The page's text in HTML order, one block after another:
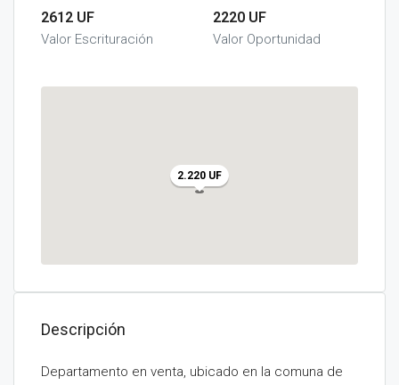
2612 UF
Valor Escrituración
2220 UF
Valor Oportunidad
2.220 UF
Descripción
Departamento en venta, ubicado en la comuna de